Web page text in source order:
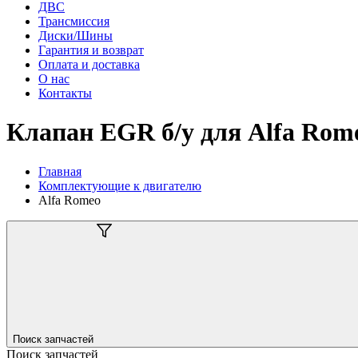
ДВС
Трансмиссия
Диски/Шины
Гарантия и возврат
Оплата и доставка
О нас
Контакты
Клапан EGR б/у для Alfa
Главная
Комплектующие к двигателю
Alfa Romeo
Поиск запчастей
Поиск запчастей